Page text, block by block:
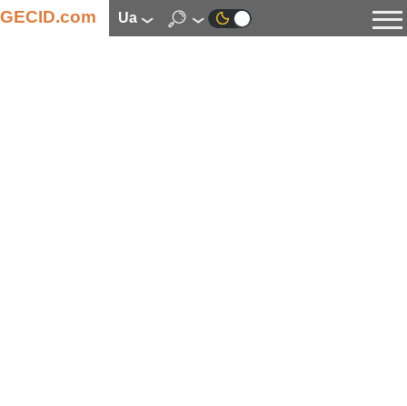
GECID.com ua